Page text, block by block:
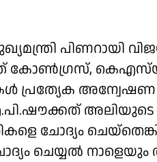
പിണറായി
കോൺഗ്രസ്‌,
പ്രത്യേക
അലിയുടെ
ചോദ്യം
ചെയ്യൽ